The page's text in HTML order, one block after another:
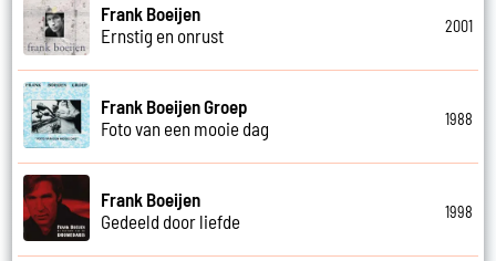
Frank Boeijen
Ernstig en onrust
2001
Frank Boeijen Groep
Foto van een mooie dag
1988
Frank Boeijen
Gedeeld door liefde
1998